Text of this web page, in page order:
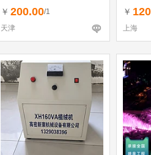
司
￥ 200.00/1
天津
￥
上海